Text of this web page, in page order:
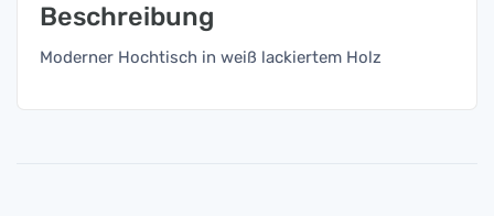
Beschreibung
Moderner Hochtisch in weiß lackiertem Holz